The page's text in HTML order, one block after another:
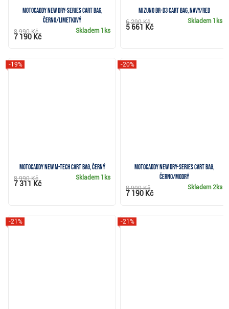
Motocaddy NEW Dry-Series cart bag,
černo/limetkový
Skladem 1ks
8 990 Kč
7 190 Kč
Mizuno BR-D3 cart bag, navy/red
Skladem 1ks
6 290 Kč
5 661 Kč
Motocaddy NEW M-TECH cart bag, černý
-19%
Skladem 1ks
8 990 Kč
7 311 Kč
Motocaddy NEW Dry-Series cart bag,
černo/modrý
-20%
Skladem2ks
8 990 Kč
7 190 Kč
-21% -21%